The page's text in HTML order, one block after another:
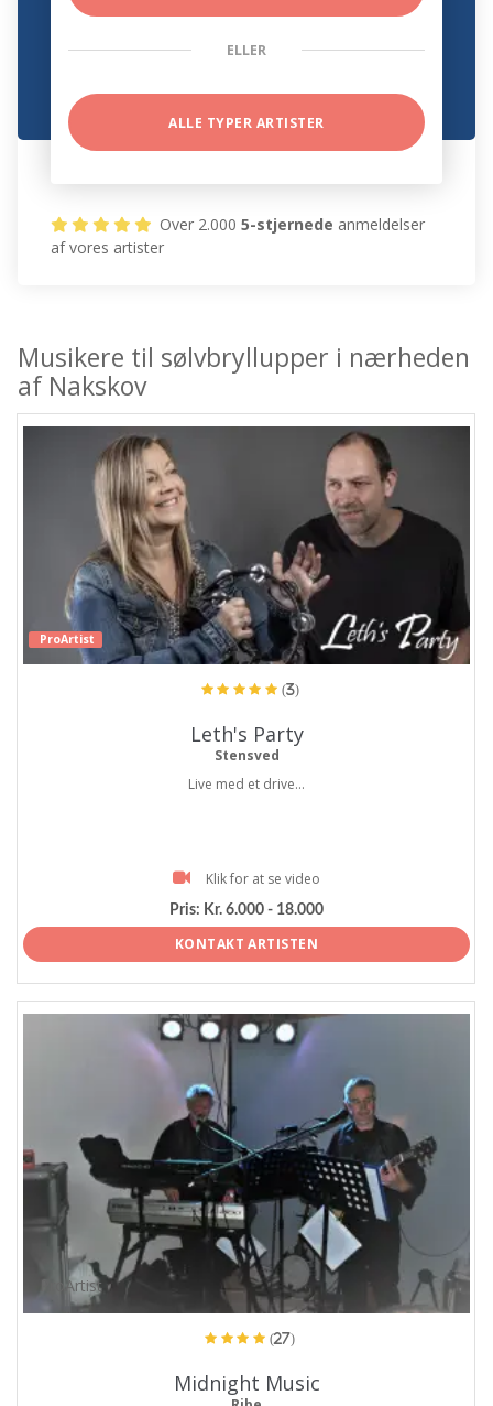
ELLER
ALLE TYPER ARTISTER
Over 2.0005-stjernede anmeldelser
af vores artister
Musikere til sølvbryllupper i nærheden
af Nakskov
ProArtist
(3)
Leth's Party
Stensved
Live med et drive...
Klik for at se video
Pris: Kr. 6.000 - 18.000
KONTAKT ARTISTEN
ProArtist
(27)
Midnight Music